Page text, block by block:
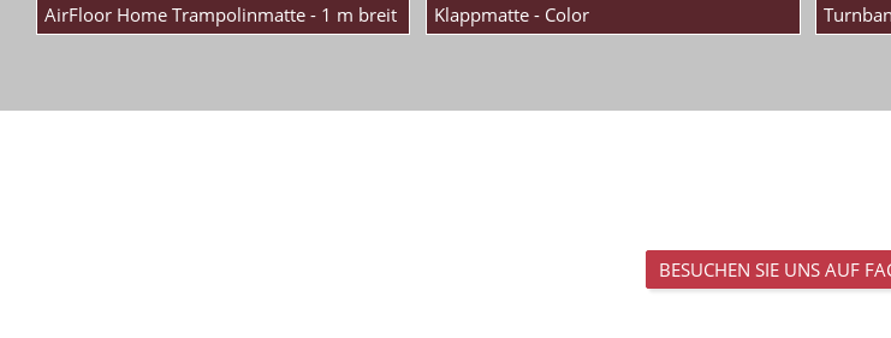
AirFloor Home Trampolinmatte - 1 m breit Klappmatte - Color
BESUCHEN SIE UNS AUF